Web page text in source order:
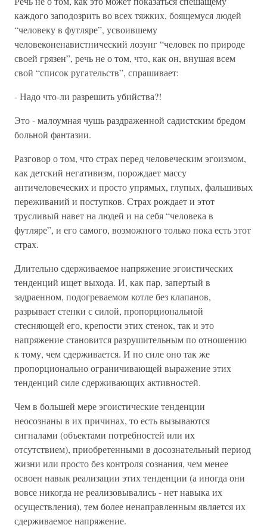
каждого заподозрить во всех тяжких, боящемуся людей
“человеку в футляре”, усвоившему
человеконенавистнический лозунг “человек по природе
своей грязен”, речь не о том, что, как он, внушая всем
свой “список ругательств”, спрашивает:
- Надо что-ли разрешить убийства?!
Это - малоумная чушь раздраженной садистским бредом
больной фантазии.
Разговор о том, что страх перед человеческим эгоизмом,
как детский негативизм, порождает массу
античеловеческих и просто упрямых, глупых, фальшивых
переживаний и поступков. Страх рождает и этот
трусливый навет на людей и на себя “человека в
футляре”, и его самого, возможного только пока есть этот
страх.
Длительно сдерживаемое напряжение эгоистических
тенденций ищет выхода. И, как пар, запертый в
задраенном, подогреваемом котле без клапанов,
разрывает стенки с силой, пропорциональной
стесняющей его, крепости этих стенок, так и это
напряжение становится разрушительным по отношению
к тому, чем сдерживается. И по силе оно так же
пропорционально ограничивающей выражение этих
тенденций силе сдерживающих активностей.
Чем в большей мере эгоистические тенденции
неосознаны в их причинах, то есть вызываются
сигналами (объектами потребностей или их
отсутствием), приобретенными в досознательный период
жизни или просто без контроля сознания, чем менее
освоен навык реализации этих тенденции (а иногда они
вовсе никогда не реализовывались - нет навыка их
осуществления), тем более ненаправленным является их
сдерживаемое напряжение.